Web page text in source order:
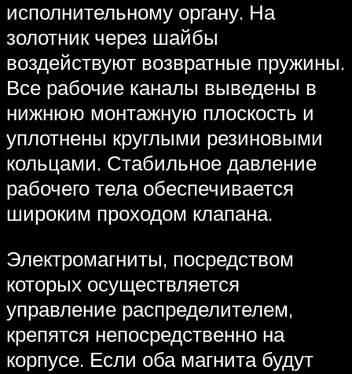
исполнительному органу. На
золотник через шайбы
воздействуют возвратные пружины.
Все рабочие каналы выведены в
нижнюю монтажную плоскость и
уплотнены круглыми резиновыми
кольцами. Стабильное давление
рабочего тела обеспечивается
широким проходом клапана.
Электромагниты, посредством
которых осуществляется
управление распределителем,
крепятся непосредственно на
корпусе. Если оба магнита будут